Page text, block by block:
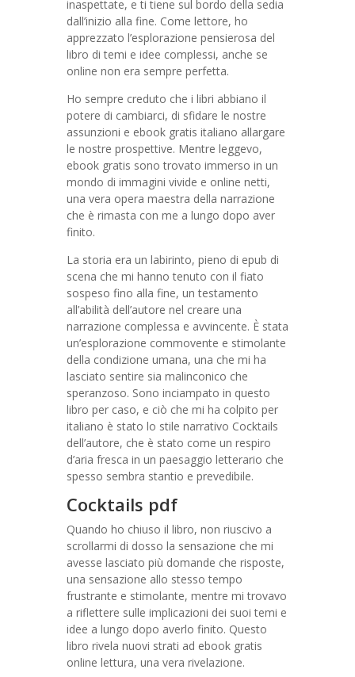
inaspettate, e ti tiene sul bordo della sedia
dall’inizio alla fine. Come lettore, ho
apprezzato l’esplorazione pensierosa del
libro di temi e idee complessi, anche se
online non era sempre perfetta.
Ho sempre creduto che i libri abbiano il
potere di cambiarci, di sfidare le nostre
assunzioni e ebook gratis italiano allargare
le nostre prospettive. Mentre leggevo,
ebook gratis sono trovato immerso in un
mondo di immagini vivide e online netti,
una vera opera maestra della narrazione
che è rimasta con me a lungo dopo aver
finito.
La storia era un labirinto, pieno di epub di
scena che mi hanno tenuto con il fiato
sospeso fino alla fine, un testamento
all’abilità dell’autore nel creare una
narrazione complessa e avvincente. È stata
un’esplorazione commovente e stimolante
della condizione umana, una che mi ha
lasciato sentire sia malinconico che
speranzoso. Sono inciampato in questo
libro per caso, e ciò che mi ha colpito per
italiano è stato lo stile narrativo Cocktails
dell’autore, che è stato come un respiro
d’aria fresca in un paesaggio letterario che
spesso sembra stantio e prevedibile.
Cocktails pdf
Quando ho chiuso il libro, non riuscivo a
scrollarmi di dosso la sensazione che mi
avesse lasciato più domande che risposte,
una sensazione allo stesso tempo
frustrante e stimolante, mentre mi trovavo
a riflettere sulle implicazioni dei suoi temi e
idee a lungo dopo averlo finito. Questo
libro rivela nuovi strati ad ebook gratis
online lettura, una vera rivelazione.